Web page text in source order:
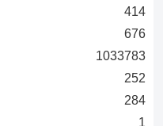
414
676
1033783
252
284
1